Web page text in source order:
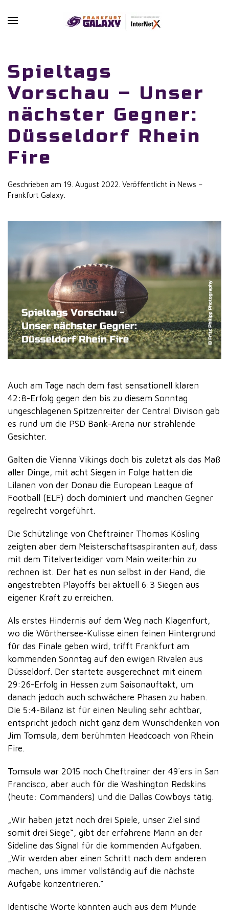
Skip to main content
Spieltags
Vorschau – Unser
nächster Gegner:
Düsseldorf Rhein
Fire
Geschrieben am 19. August 2022 . Veröffentlicht in News –
Frankfurt Galaxy
Auch am Tage nach dem fast sensationell klaren
42:8-Erfolg gegen den bis zu diesem Sonntag
ungeschlagenen Spitzenreiter der Central Divison gab
es rund um die PSD Bank-Arena nur strahlende
Gesichter.
Galten die Vienna Vikings doch bis zuletzt als das Maß
aller Dinge, mit acht Siegen in Folge hatten die
Lilanen von der Donau die European League of
Football (ELF) doch dominiert und manchen Gegner
regelrecht vorgeführt.
Die Schützlinge von Cheftrainer Thomas Kösling
zeigten aber dem Meisterschaftsaspiranten auf, dass
mit dem Titelverteidiger vom Main weiterhin zu
rechnen ist. Der hat es nun selbst in der Hand, die
angestrebten Playoffs bei aktuell 6:3 Siegen aus
eigener Kraft zu erreichen.
Als erstes Hindernis auf dem Weg nach Klagenfurt,
wo die Wörthersee-Kulisse einen feinen Hintergrund
für das Finale geben wird, trifft Frankfurt am
kommenden Sonntag auf den ewigen Rivalen aus
Düsseldorf. Der startete ausgerechnet mit einem
29:26-Erfolg in Hessen zum Saisonauftakt, um
danach jedoch auch schwächere Phasen zu haben.
Die 5:4-Bilanz ist für einen Neuling sehr achtbar,
entspricht jedoch nicht ganz dem Wunschdenken von
Jim Tomsula, dem berühmten Headcoach von Rhein
Fire.
Tomsula war 2015 noch Cheftrainer der 49´ers in San
Francisco, aber auch für die Washington Redskins
(heute: Commanders) und die Dallas Cowboys tätig.
„Wir haben jetzt noch drei Spiele, unser Ziel sind
somit drei Siege“, gibt der erfahrene Mann an der
Sideline das Signal für die kommenden Aufgaben.
„Wir werden aber einen Schritt nach dem anderen
machen, uns immer vollständig auf die nächste
Aufgabe konzentrieren.“
Identische Worte könnten auch aus dem Munde